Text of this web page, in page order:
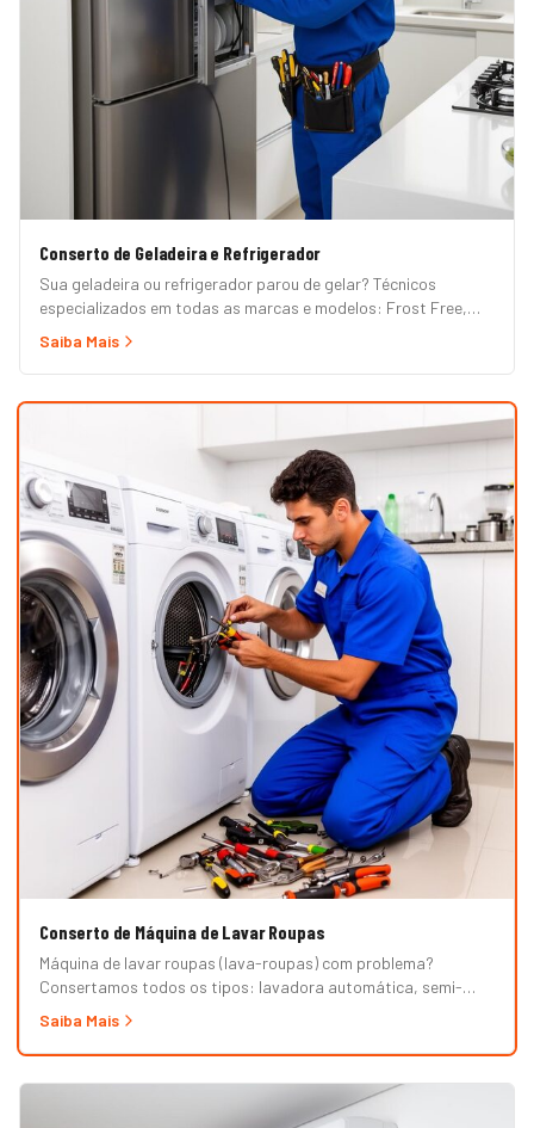
Conserto de Geladeira e Refrigerador
Sua geladeira ou refrigerador parou de gelar? Técnicos
especializados em todas as marcas e modelos: Frost Free,
Duplex, Side by Side, French Door, Inverter e convencional.
Saiba Mais
Conserto de Máquina de Lavar Roupas
Máquina de lavar roupas (lava-roupas) com problema?
Consertamos todos os tipos: lavadora automática, semi-
automática, tanquinho, abertura superior e frontal. Marcas
Continental e Mueller. Atendimento em domicílio com
orçamento grátis.
Saiba Mais